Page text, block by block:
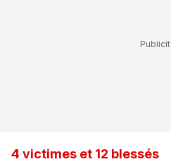
4 victimes et 12 blessés